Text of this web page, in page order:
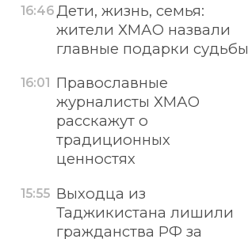
16:46Дети, жизнь, семья:
жители ХМАО назвали
главные подарки судьбы
16:01
Православные
журналисты ХМАО
расскажут о
традиционных
ценностях
15:55 Выходца из
Таджикистана лишили
гражданства РФ за